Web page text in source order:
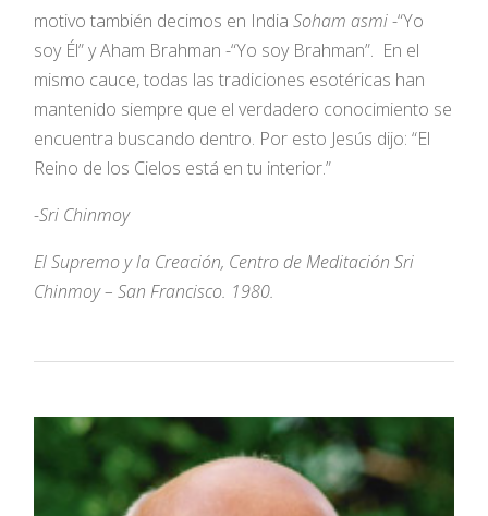
motivo también decimos en IndiaSoham asmi-“Yo
soy Él” y Aham Brahman -“Yo soy Brahman”. En el
mismo cauce, todas las tradiciones esotéricas han
mantenido siempre que el verdadero conocimiento se
encuentra buscando dentro. Por esto Jesús dijo: “El
Reino de los Cielos está en tu interior.”
-Sri Chinmoy
El Supremo y la Creación, Centro de Meditación Sri
Chinmoy – San Francisco. 1980.